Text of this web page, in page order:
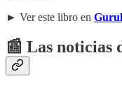
► Ver este libro en
📰 Las noticias